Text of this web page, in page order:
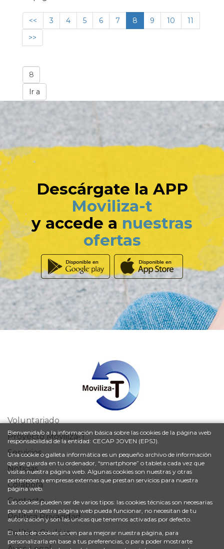
<< 3 4 5 6 7 8 9 10
11
>>
Descárgate la APP
Moviliza-t
y accede a nuestras
ofertas
Voluntariado
Proyecto Moviliza-T
Servicios
Noticias
Colabora
Contacto
Política Privacidad
Política Cookies
Bienvenida/o a la información básica sobre las cookies de la página web
responsabilidad de la entidad: CECAP JOVEN (EPSJ).
Una cookie o galleta informática es un pequeño archivo de información
que se guarda en tu ordenador, “smartphone” o tableta cada vez que
visitas nuestra página web. Algunas cookies son nuestras y otras
pertenecen a empresas externas que prestan servicios para nuestra
página web.
Las cookies pueden ser de varios tipos: las cookies técnicas son necesarias
para que nuestra página web pueda funcionar, no necesitan de tu
autorización y son las únicas que tenemos activadas por defecto.
El resto de cookies sirven para mejorar nuestra página, para
personalizarla en base a tus preferencias, o para poder mostrarte